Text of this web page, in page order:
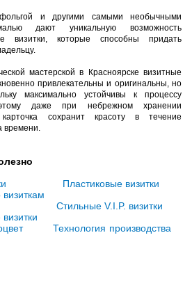
и другими самыми необычными
дают уникальную возможность
визитки, которые способны придать
мастерской в Красноярске визитные
привлекательны и оригинальны, но
максимально устойчивы к процессу
даже при небрежном хранении
сохранит красоту в течение
времени.
Пластиковые визитки
Стильные V.I.P. визитки
Технология производства